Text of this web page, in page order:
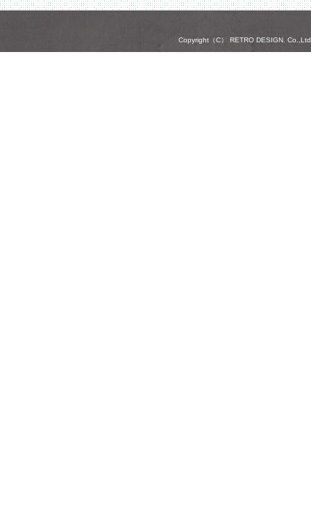
Copyright（C） RETRO DESIGN.